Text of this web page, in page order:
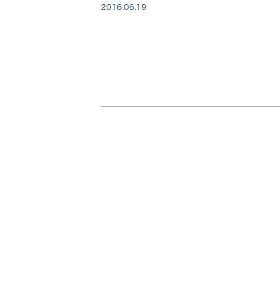
所でした。 ポートアイランドに来るのは一昨年の
2016.06.19